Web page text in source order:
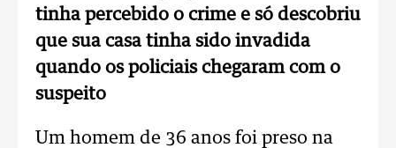
tinha percebido o crime e só descobriu
que sua casa tinha sido invadida
quando os policiais chegaram com o
suspeito
Um homem de 36 anos foi preso na